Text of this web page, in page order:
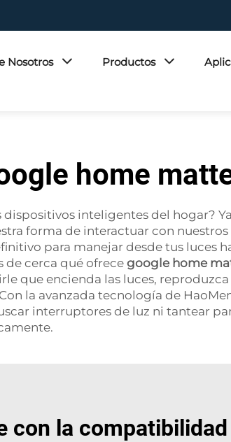
Nosotros Productos
home
inteligentes del hogar?
forma de interactuar con
para manejar desde tus luces
de cerca qué ofrece google home
que encienda las luces,
la avanzada tecnología de
interruptores de luz ni tantear
con la